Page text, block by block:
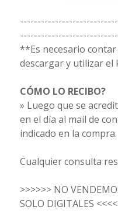
----------------------------
**Es necesario
descargar y utilizar el
CÓMO LO RECIBO?
» Luego que se
en el día al mail de
indicado en la compra.
Cualquier consulta
>>>>>> NO
SOLO DIGITALES